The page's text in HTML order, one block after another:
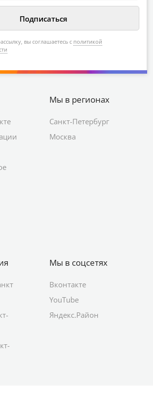
вы соглашаетесь с политикой
Мы в регионах
Санкт-Петербург
Москва
Мы в соцсетях
Вконтакте
YouTube
Яндекс.Район